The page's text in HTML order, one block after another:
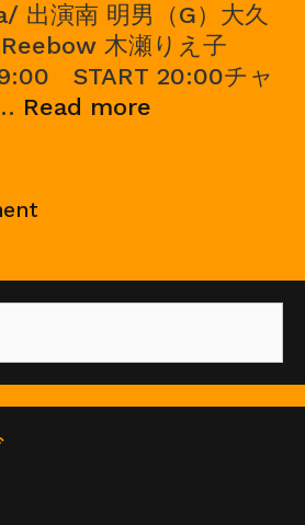
出演南 明男（G）大久
木瀬りえ子
START 20:00チャ
Read more